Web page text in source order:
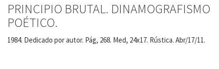
PRINCIPIO BRUTAL. DINAMOGRAFISMO
POÉTICO.
1984. Dedicado por autor. Pág, 268. Med, 24x17. Rústica. Abr/17/11.